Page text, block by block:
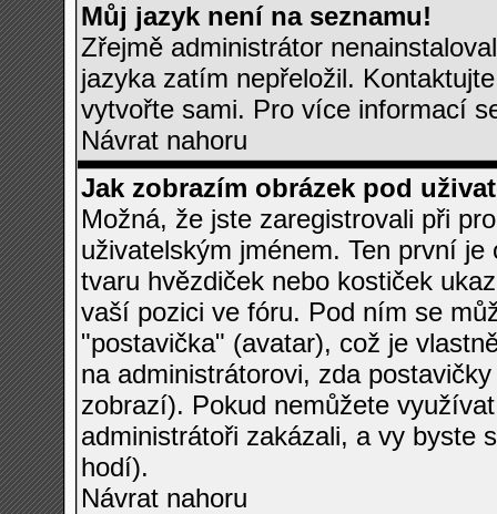
Můj jazyk není na seznamu!
Zřejmě administrátor
jazyka zatím nepřeložil.
vytvořte sami. Pro více informací
Návrat nahoru
Jak zobrazím obrázek pod
Možná, že jste zaregistrovali při
uživatelským jménem. Ten první
tvaru hvězdiček nebo kostiček
vaší pozici ve fóru. Pod ním se
"postavička" (avatar), což je
na administrátorovi, zda
zobrazí). Pokud nemůžete
administrátoři zakázali, a vy byste
hodí).
Návrat nahoru